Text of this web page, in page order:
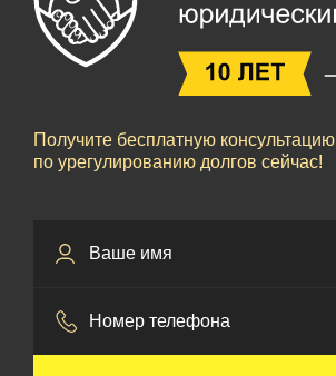
Получите бесплатную консультацию
по урегулированию долгов сейчас!